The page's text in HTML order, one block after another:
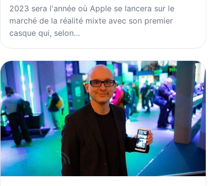
2023 sera l'année où Apple se lancera sur le
marché de la réalité mixte avec son premier
casque qui, selon…